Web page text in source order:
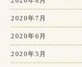
2020年7月
2020年6月
2020年5月